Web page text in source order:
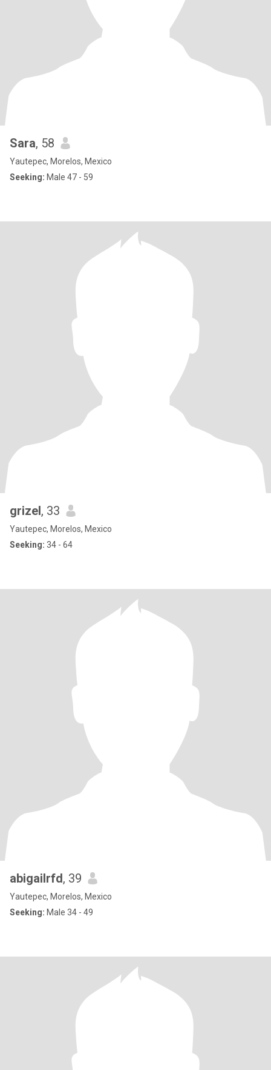
Sara, 58
Yautepec, Morelos, Mexico
Seeking: Male 47 - 59
grizel, 33
Yautepec, Morelos, Mexico
Seeking: 34 - 64
abigailrfd, 39
Yautepec, Morelos, Mexico
Seeking: Male 34 - 49